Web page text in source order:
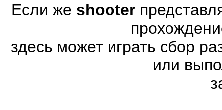
Если же shooter
здесь может играть сбор
или